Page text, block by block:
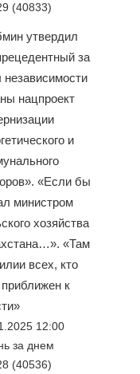
(40833)
утвердил
за
независимости
нацпроект
и
«Если бы
министром
хозяйства
«Там
всех, кто
к
12:00
за днем
(40536)